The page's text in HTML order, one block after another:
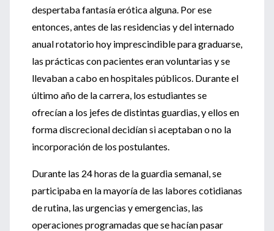
despertaba fantasía erótica alguna. Por ese
entonces, antes de las residencias y del internado
anual rotatorio hoy imprescindible para graduarse,
las prácticas con pacientes eran voluntarias y se
llevaban a cabo en hospitales públicos. Durante el
último año de la carrera, los estudiantes se
ofrecían a los jefes de distintas guardias, y ellos en
forma discrecional decidían si aceptaban o no la
incorporación de los postulantes.
Durante las 24 horas de la guardia semanal, se
participaba en la mayoría de las labores cotidianas
de rutina, las urgencias y emergencias, las
operaciones programadas que se hacían pasar